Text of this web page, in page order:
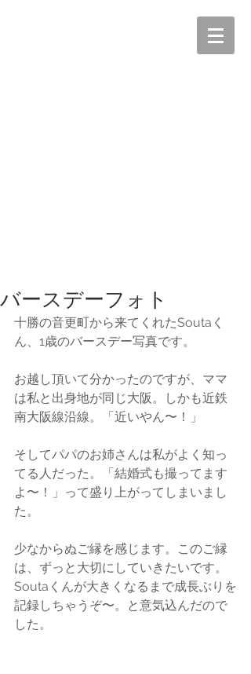
バースデーフォト
十勝の音更町から来てくれたSoutaく
ん、1歳のバースデー写真です。
お越し頂いて分かったのですが、ママ
は私と出身地が同じ大阪。しかも近鉄
南大阪線沿線。「近いやん〜！」
そしてパパのお姉さんは私がよく知っ
てる人だった。「結婚式も撮ってます
よ〜！」って盛り上がってしまいまし
た。
少なからぬご縁を感じます。このご縁
は、ずっと大切にしていきたいです。
Soutaくんが大きくなるまで成長ぶりを
記録しちゃうぞ〜。と意気込んだので
した。